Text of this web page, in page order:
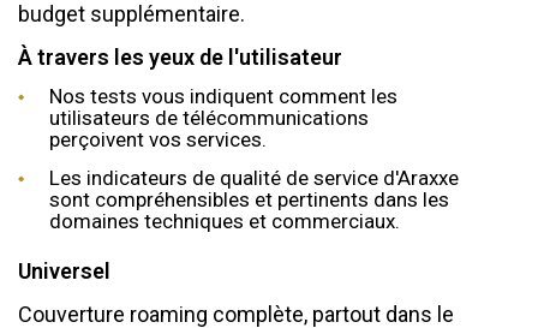
budget supplémentaire.
À travers les yeux de l'utilisateur
Nos tests vous indiquent comment les
utilisateurs de télécommunications
perçoivent vos services.
Les indicateurs de qualité de service d'Araxxe
sont compréhensibles et pertinents dans les
domaines techniques et commerciaux.
Universel
Couverture roaming complète, partout dans le